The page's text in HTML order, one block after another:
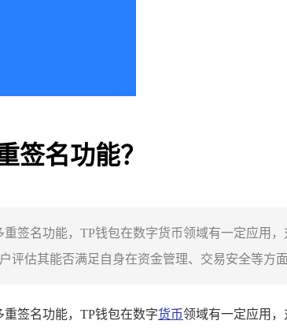
签名功能？
签名功能，TP钱包在数字货币领域有一定应用
评估其能否满足自身在资金管理、交易安全等方
签名功能，TP钱包在数字货币领域有一定应用